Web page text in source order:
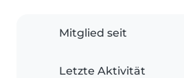
Mitglied seit
Letzte Aktivität